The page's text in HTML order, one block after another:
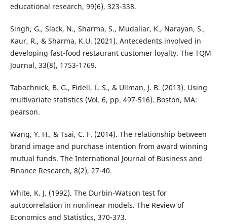
educational research, 99(6), 323-338.
Singh, G., Slack, N., Sharma, S., Mudaliar, K., Narayan, S.,
Kaur, R., & Sharma, K.U. (2021). Antecedents involved in
developing fast-food restaurant customer loyalty. The TQM
Journal, 33(8), 1753-1769.
Tabachnick, B. G., Fidell, L. S., & Ullman, J. B. (2013). Using
multivariate statistics (Vol. 6, pp. 497-516). Boston, MA:
pearson.
Wang, Y. H., & Tsai, C. F. (2014). The relationship between
brand image and purchase intention from award winning
mutual funds. The International Journal of Business and
Finance Research, 8(2), 27-40.
White, K. J. (1992). The Durbin-Watson test for
autocorrelation in nonlinear models. The Review of
Economics and Statistics, 370-373.